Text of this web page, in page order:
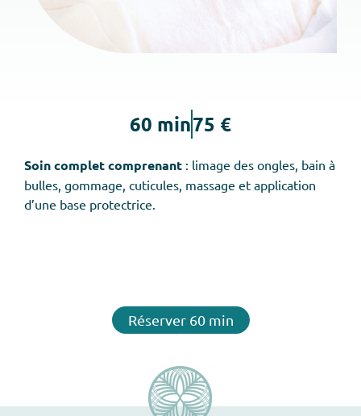
60 min75 €
Soin complet comprenant : limage des ongles, bain à
bulles, gommage, cuticules, massage et application
d’une base protectrice.
Réserver 60 min